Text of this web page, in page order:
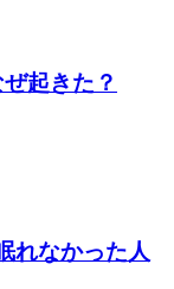
起きた？
れなかった人